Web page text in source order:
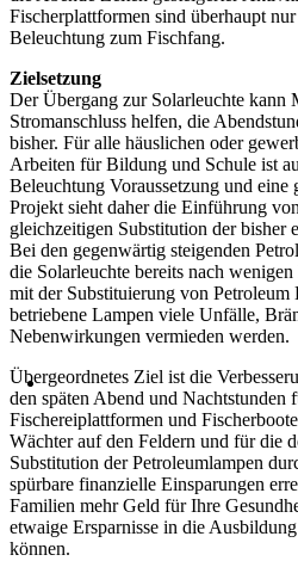
Fischerplattformen sind überhaupt
Beleuchtung zum Fischfang.
Zielsetzung
Der Übergang zur Solarleuchte kann
Stromanschluss helfen, die
bisher. Für alle häuslichen oder
Arbeiten für Bildung und Schule ist
Beleuchtung Voraussetzung und eine
Projekt sieht daher die Einführung
gleichzeitigen Substitution der bisher
Bei den gegenwärtig steigenden
die Solarleuchte bereits nach
mit der Substituierung von Petroleum
betriebene Lampen viele Unfälle,
Nebenwirkungen vermieden werden.
Übergeordnetes Ziel ist die
den späten Abend und Nachtstunden
Fischereiplattformen und
Wächter auf den Feldern und für die
Substitution der Petroleumlampen
spürbare finanzielle Einsparungen
Familien mehr Geld für Ihre
etwaige Ersparnisse in die
können.